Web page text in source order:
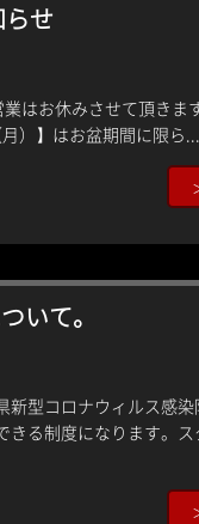
せ
はお休みさせて頂きま
）】はお盆期間に限ら...
いて。
新型コロナウィルス感
きる制度になります。